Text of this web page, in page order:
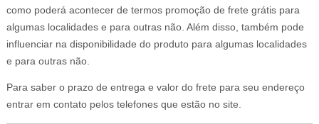
como poderá acontecer de termos promoção de frete grátis para
algumas localidades e para outras não. Além disso, também pode
influenciar na disponibilidade do produto para algumas localidades
e para outras não.
Para saber o prazo de entrega e valor do frete para seu endereço
entrar em contato pelos telefones que estão no site.